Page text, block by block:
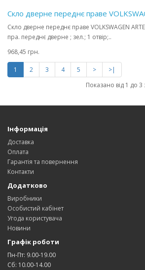
Скло дверне переднє праве
Скло дверне переднє праве VOLKSWAGEN
пра. переднє дверне ; зел.; 1 отвір;..
968,45 грн.
1 2 3 4 5 >
>|
Показано від 1 до 3
Інформація
Доставка
Оплата
Гарантія та повернення
Контакти
Додатково
Виробники
Особистий кабінет
Угода користувача
Новини
Графік роботи
Пн-Пт: 9.00-19.00
Сб: 10.00-14.00